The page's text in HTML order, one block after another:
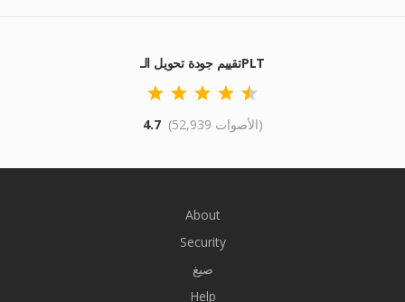
تقييم جودة تحويل الـPLT
4.7 (52,939 الأصوات)
About
Security
صيغ
Help